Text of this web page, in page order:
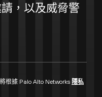
，以及威脅警
根據 Palo Alto Networks 隱私